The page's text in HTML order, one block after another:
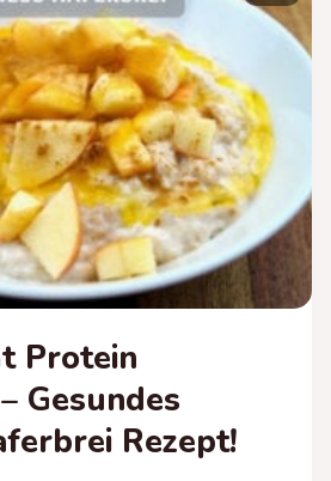
Protein
Gesundes
Rezept!